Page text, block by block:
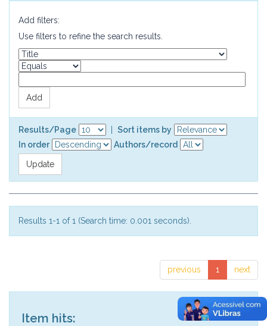
Add filters:
Use filters to refine the search results.
Results/Page
Sort items by
In order
Authors/record
Results 1-1 of 1 (Search time: 0.001 seconds).
previous 1 next
Item hits: